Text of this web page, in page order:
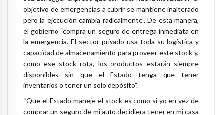
objetivo de emergencias a cubrir se mantiene inalterado
pero la ejecución cambia radicalmente”. De esta manera,
el gobierno “compra un seguro de entrega inmediata en
la emergencia. El sector privado usa toda su logística y
capacidad de almacenamiento para proveer este stock y,
como ese stock rota, los productos estarán siempre
disponibles sin que el Estado tenga que tener
inventarios o tener un solo depósito”.
“Que el Estado maneje el stock es como si yo en vez de
comprar un seguro de mi auto decidiera tener en mi casa